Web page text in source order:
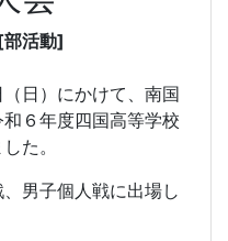
活動]
日）にかけて、南国
６年度四国高等学校
た。
男子個人戦に出場し